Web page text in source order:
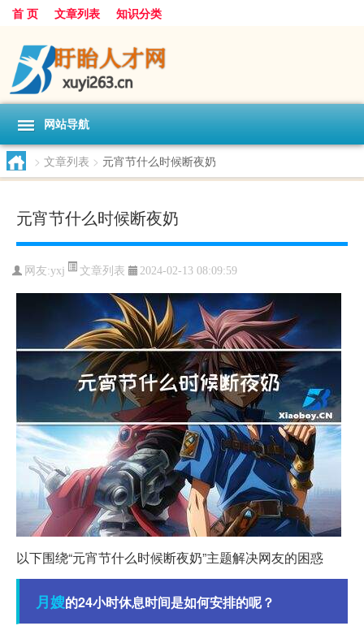
首 页 文章列表 知识分类
网站导航
> 文章列表 > 元宵节什么时候断夜奶
元宵节什么时候断夜奶
网友:yxj 文章列表 2024-02-13 08:09:59
以下围绕“元宵节什么时候断夜奶”主题解决网友的困惑
月嫂的24小时休息时间是如何安排的呢？